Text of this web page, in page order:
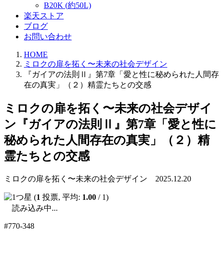
B20K (約50L)
楽天ストア
ブログ
お問い合わせ
HOME
ミロクの扉を拓く〜未来の社会デザイン
『ガイアの法則Ⅱ』第7章「愛と性に秘められた人間存
在の真実」（２）精霊たちとの交感
ミロクの扉を拓く〜未来の社会デザイ
ン 『ガイアの法則Ⅱ』第7章「愛と性に
秘められた人間存在の真実」（２）精
霊たちとの交感
ミロクの扉を拓く〜未来の社会デザイン 2025.12.20
(1 投票, 平均: 1.00 / 1)
読み込み中...
#770-348